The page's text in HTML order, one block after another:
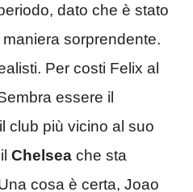
dato che è stato
maniera sorprendente.
Per costi Felix al
essere il
il club più vicino al suo
Chelsea che sta
cosa è certa, Joao